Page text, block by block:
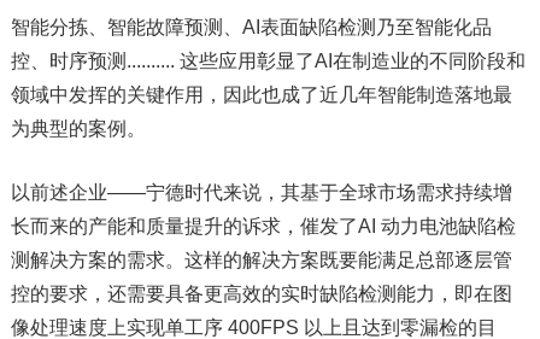
智能分拣、智能故障预测、AI表面缺陷检测乃至智能化品
控、时序预测.......... 这些应用彰显了AI在制造业的不同阶段和
领域中发挥的关键作用，因此也成了近几年智能制造落地最
为典型的案例。
以前述企业——宁德时代来说，其基于全球市场需求持续增
长而来的产能和质量提升的诉求，催发了AI 动力电池缺陷检
测解决方案的需求。这样的解决方案既要能满足总部逐层管
控的要求，还需要具备更高效的实时缺陷检测能力，即在图
像处理速度上实现单工序 400FPS 以上且达到零漏检的目